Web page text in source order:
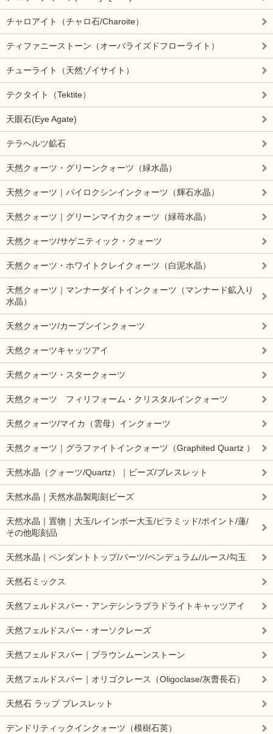
チャロアイト（チャロ石/Charoite）
ティファニーストーン（オーバライズドフローライト）
チューライト（天然ゾイサイト）
テクタイト（Tektite）
天眼石(Eye Agate)
テラヘルツ鉱石
天然クォーツ・グリーンクォーツ（緑水晶）
天然クォーツ｜パイロクシンインクォーツ（輝石水晶）
天然クォーツ｜グリーンマイカクォーツ（緑苺水晶）
天然クォーツ/サゲニティック・クォーツ
天然クォーツ・ホワイトクレイクォーツ（白泥水晶）
天然クォーツ｜マンナーダイトインクォーツ（マンナード鉱入り
水晶）
天然クォーツ/カーブンインクォーツ
天然クォーツキャッツアイ
天然クォーツ・スタークォーツ
天然クォーツ フィリフォーム・クリスタルインクォーツ
天然クォーツ/マイカ（雲母）インクォーツ
天然クォーツ｜グラファイトインクォーツ（Graphited Quartz ）
天然水晶（クォーツ/Quartz）｜ビーズ/ブレスレット
天然水晶｜天然水晶製彫刻ビーズ
天然水晶｜置物｜大玉/レインボー大玉/ピラミッド/ポイント/蓮/
その他彫刻品
天然水晶｜ペンダントトップ/パーツ/ペンデュラム/ルース/勾玉
天然石ミックス
天然フェルドスパー・アンデシンラブラドライトキャッツアイ
天然フェルドスパー・オーソクレーズ
天然フェルドスパー｜ブラウンムーンストーン
天然フェルドスパー｜オリゴクレース（Oligoclase/灰曹長石）
天然石 ラップ ブレスレット
デンドリティックインクォーツ（模樹石英）